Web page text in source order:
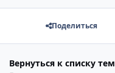
Поделиться
Вернуться к списку тем